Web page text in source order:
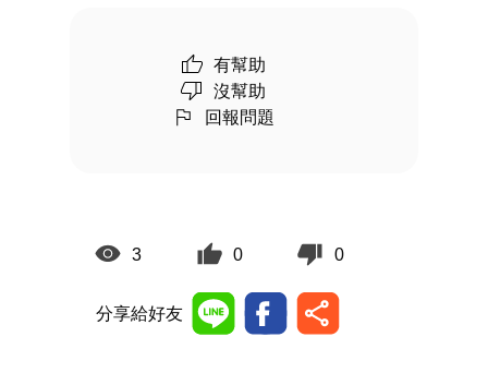
有幫助
沒幫助
回報問題
3 0 0
分享給好友